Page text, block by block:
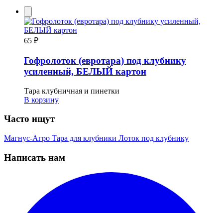
65 ₽
Гофролоток (евротара) под клубнику
усиленный, БЕЛЫЙ картон
Тара клубничная и пинетки
В корзину
Часто ищут
Магнус-Агро Тара для клубники Лоток под клубнику
Написать нам